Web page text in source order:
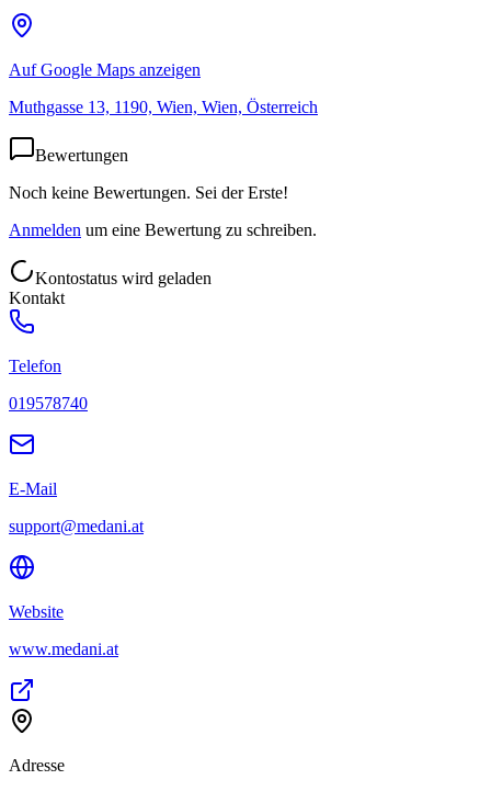
Auf Google Maps anzeigen
Muthgasse 13, 1190, Wien, Wien, Österreich
Bewertungen
Noch keine Bewertungen. Sei der Erste!
Anmelden um eine Bewertung zu schreiben.
Kontostatus wird geladen
Kontakt
Telefon
019578740
E-Mail
support@medani.at
Website
www.medani.at
Adresse